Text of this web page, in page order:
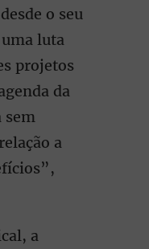
o seu
luta
projetos
da
sem
a
a